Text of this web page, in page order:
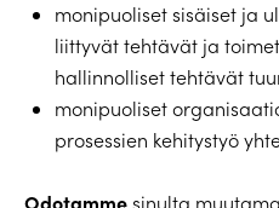
monipuoliset sisäiset ja
liittyvät tehtävät ja
hallinnolliset tehtävät
monipuoliset
prosessien kehitystyö
Odotamme